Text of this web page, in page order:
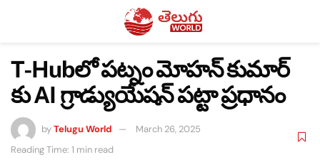
T-Hubలో పట్నం మోహన్ కుమార్
కు AI గ్రాడ్యుయేషన్ పట్టా ప్రధానం
byTelugu World
March 26, 2025
Reading Time: 1 min read